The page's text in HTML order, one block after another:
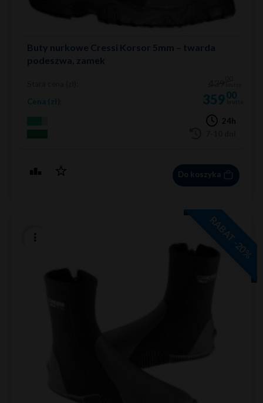
Buty nurkowe Cressi Korsor 5mm – twarda
podeszwa, zamek
Cena (zł): 35900
brutto
24h
Do koszyka
RABAT -20%